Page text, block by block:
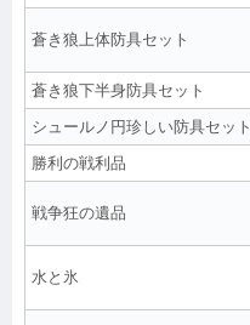
蒼き狼上体防具セット
蒼き狼下半身防具セット
シュールノ円珍しい防具セット
勝利の戦利品
戦争狂の遺品
水と氷